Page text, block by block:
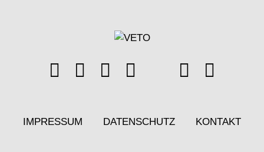
IMPRESSUM DATENSCHUTZ KONTAKT